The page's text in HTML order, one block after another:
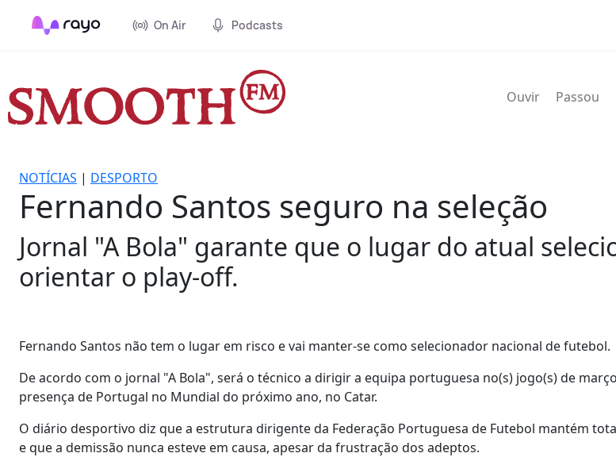
On Air Podcasts
Ouvir Passou
NOTÍCIAS | DESPORTO
Fernando Santos seguro na seleção
Jornal "A Bola" garante que o lugar do atual
orientar o play-off.
Fernando Santos não tem o lugar em risco e vai manter-se como selecionador nacional de futebol.
De acordo com o jornal "A Bola", será o técnico a dirigir a equipa portuguesa no(s) jogo(s) de
presença de Portugal no Mundial do próximo ano, no Catar.
O diário desportivo diz que a estrutura dirigente da Federação Portuguesa de Futebol mantém
e que a demissão nunca esteve em causa, apesar da frustração dos adeptos.